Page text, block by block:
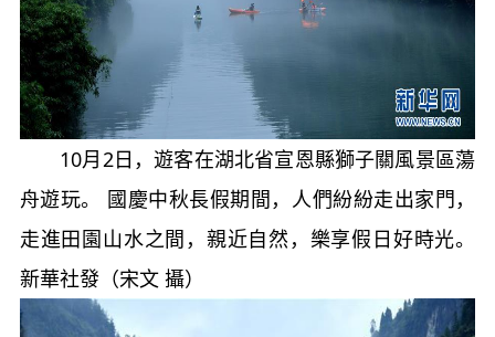
10月2日，遊客在湖北省宣恩縣獅子關風景區蕩
舟遊玩。 國慶中秋長假期間，人們紛紛走出家門，
走進田園山水之間，親近自然，樂享假日好時光。
新華社發（宋文 攝）